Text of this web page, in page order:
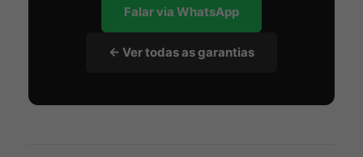
Falar via WhatsApp
← Ver todas as garantias